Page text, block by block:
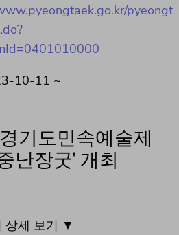
pyeongt
10-11 ~
기도민속예술제
난장굿' 개최
상세 보기 ▼